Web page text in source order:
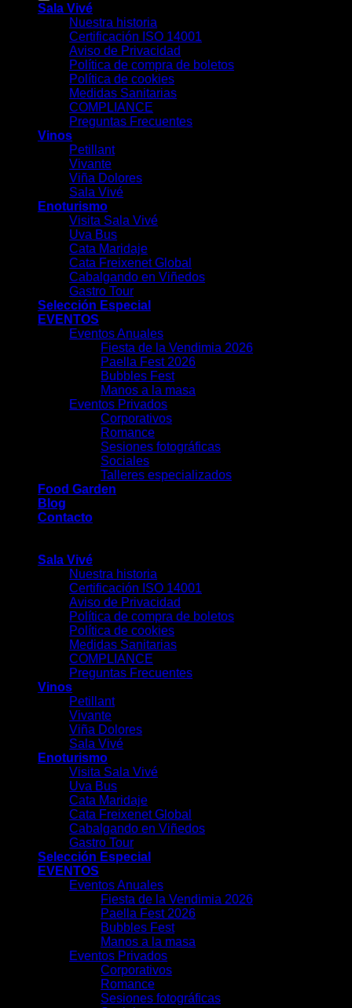
Sala Vivé
Nuestra historia
Certificación ISO 14001
Aviso de Privacidad
Política de compra de boletos
Política de cookies
Medidas Sanitarias
COMPLIANCE
Preguntas Frecuentes
Vinos
Petillant
Vivante
Viña Dolores
Sala Vivé
Enoturismo
Visita Sala Vivé
Uva Bus
Cata Maridaje
Cata Freixenet Global
Cabalgando en Viñedos
Gastro Tour
Selección Especial
EVENTOS
Eventos Anuales
Fiesta de la Vendimia 2026
Paella Fest 2026
Bubbles Fest
Manos a la masa
Eventos Privados
Corporativos
Romance
Sesiones fotográficas
Sociales
Talleres especializados
Food Garden
Blog
Contacto
Sala Vivé
Nuestra historia
Certificación ISO 14001
Aviso de Privacidad
Política de compra de boletos
Política de cookies
Medidas Sanitarias
COMPLIANCE
Preguntas Frecuentes
Vinos
Petillant
Vivante
Viña Dolores
Sala Vivé
Enoturismo
Visita Sala Vivé
Uva Bus
Cata Maridaje
Cata Freixenet Global
Cabalgando en Viñedos
Gastro Tour
Selección Especial
EVENTOS
Eventos Anuales
Fiesta de la Vendimia 2026
Paella Fest 2026
Bubbles Fest
Manos a la masa
Eventos Privados
Corporativos
Romance
Sesiones fotográficas